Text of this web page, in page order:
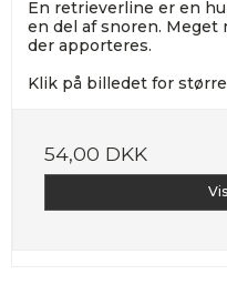
En retrieverline er en
en del af snoren. Meget
der apporteres.
Klik på billedet for
54,00 DKK